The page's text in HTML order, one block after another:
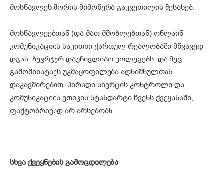
მოსწავლეს შორის მიმოწერა გაკვეთილის შესახებ.
მოსწავლეებთან (და მათ მშობლებთან) ონლაინ
კომუნიკაციის საკითხი ქართულ რეალობაში მწვავედ
დგას. ბევრჯერ დაუჩივლიათ კოლეგებს და მეც
გამომიხატავს უკმაყოფილება აღნიშნულთან
დაკავშირებით. პირადი სივრცის კონტროლი და
კომუნიკაციის ეთიკის სტანდარტი ჩვენს ქვეყანაში,
ფაქტობრივად არ არსებობს.
სხვა ქვეყნების გამოცდილება